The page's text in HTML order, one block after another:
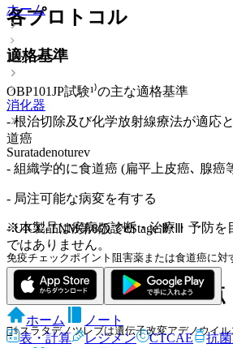
ホーム
レジメン
消化器
Suratadenoturev
※本製品は疾病の診断・治療・予防を
ではありません。
ホーム
ノート
表・計算
レジメン CTCAE 抗
各プロトコル
適格基準
OBP101JP試験¹⁾の主な適格基準
- 根治切除及び化学放射線療法が適応
道癌
- 組織学的に食道癌 (扁平上皮癌､ 腺癌
- 局注可能な病変を有する
- UICC-TNM第8版でcStage Ⅱ･Ⅲ
免疫チェックポイント阻害薬または食道癌に
レジメンの特徴と注意点
🧑‍⚕️スラタデノツレブは遺伝子改変アデノウ